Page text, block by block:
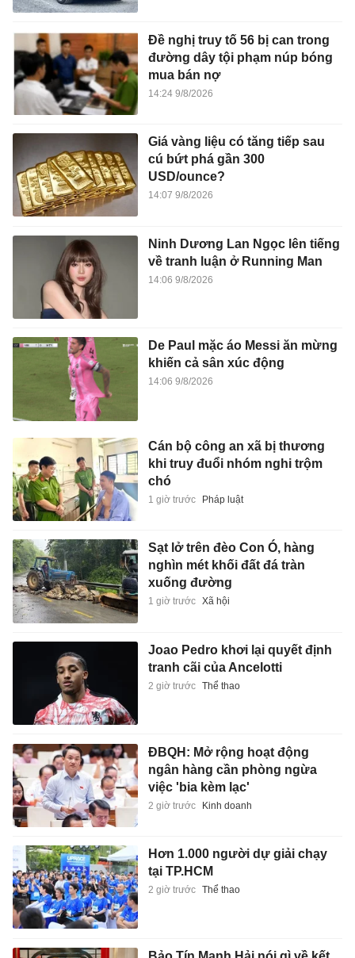
Đề nghị truy tố 56 bị can trong
đường dây tội phạm núp bóng
mua bán nợ
14:24 9/8/2026
Giá vàng liệu có tăng tiếp sau
cú bứt phá gần 300
USD/ounce?
14:07 9/8/2026
Ninh Dương Lan Ngọc lên tiếng
về tranh luận ở Running Man
14:06 9/8/2026
De Paul mặc áo Messi ăn mừng
khiến cả sân xúc động
14:06 9/8/2026
Cán bộ công an xã bị thương
khi truy đuổi nhóm nghi trộm
chó
1 giờ trước Pháp luật
Sạt lở trên đèo Con Ó, hàng
nghìn mét khối đất đá tràn
xuống đường
1 giờ trước Xã hội
Joao Pedro khơi lại quyết định
tranh cãi của Ancelotti
2 giờ trước Thể thao
ĐBQH: Mở rộng hoạt động
ngân hàng cần phòng ngừa
việc 'bia kèm lạc'
2 giờ trước Kinh doanh
Hơn 1.000 người dự giải chạy
tại TP.HCM
2 giờ trước Thể thao